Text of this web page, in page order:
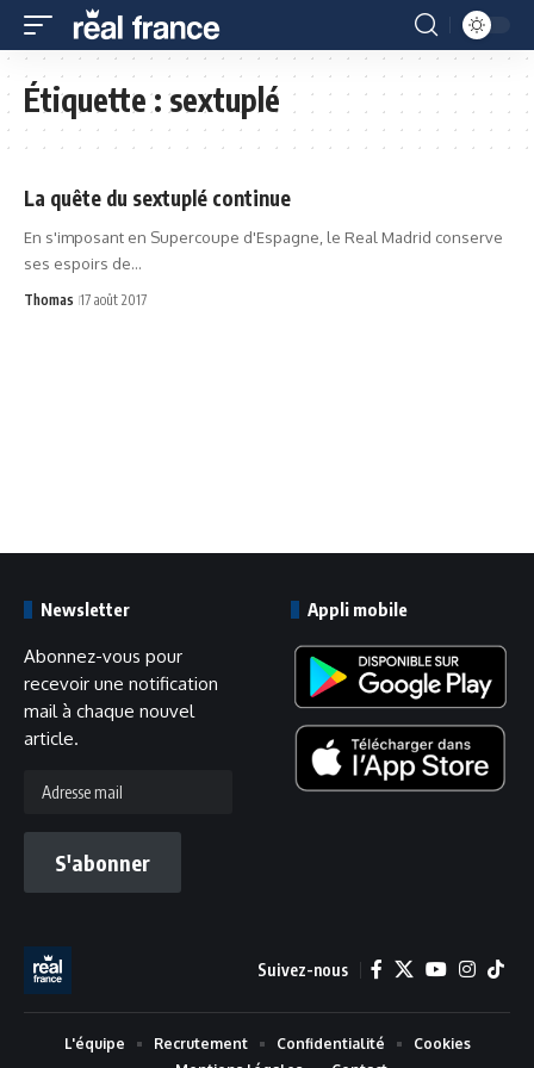
Étiquette :sextuplé
La quête du sextuplé continue
En s'imposant en Supercoupe d'Espagne, le Real Madrid conserve
ses espoirs de…
Thomas 17 août 2017
Newsletter
Abonnez-vous pour
recevoir une notification
mail à chaque nouvel
article.
mail
S'abonner
Appli mobile
Suivez-nous
L'équipe Recrutement Confidentialité
Cookies